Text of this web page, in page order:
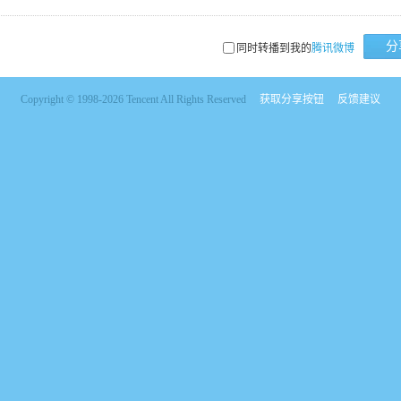
同时转播到我的腾讯微博 分
Copyright © 1998-2026 Tencent All Rights Reserved 获取分享按钮 反馈建议